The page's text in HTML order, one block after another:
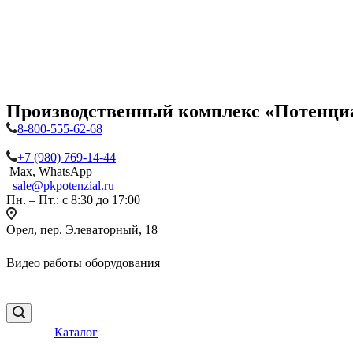
Производственный комплекс
8-800-555-62-68
+7 (980) 769-14-44
Max, WhatsApp
sale@pkpotenzial.ru
Пн. – Пт.: с 8:30 до 17:00
Орел, пер. Элеваторный, 18
Видео работы оборудования
Каталог